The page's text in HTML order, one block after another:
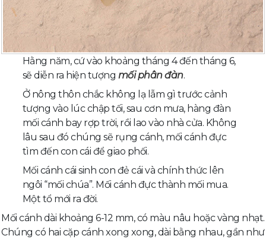
Hằng năm, cứ vào khoảng tháng 4 đến tháng 6,
sẽ diễn ra hiện tượng mối phân đàn.
Ở nông thôn chắc không lạ lẫm gì trước cảnh
tượng vào lúc chập tối, sau cơn mưa, hàng đàn
mối cánh bay rợp trời, rồi lao vào nhà cửa. Không
lâu sau đó chúng sẽ rụng cánh, mối cánh đực
tìm đến con cái để giao phối.
Mối cánh cái sinh con đẻ cái và chính thức lên
ngôi “mối chúa”. Mối cánh đực thành mối mua.
Một tổ mới ra đời.
Mối cánh dài khoảng 6-12 mm, có màu nâu hoặc vàng nhạt.
Chúng có hai cặp cánh xong xong, dài bằng nhau, gần như